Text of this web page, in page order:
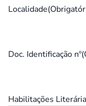
MM
Localidade
Doc. Identificação nº
Habilitações